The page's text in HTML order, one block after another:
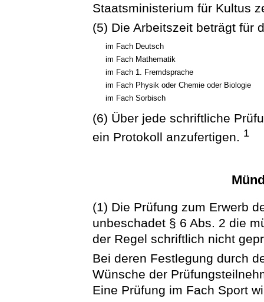
Staatsministerium für Kultus
(5) Die Arbeitszeit beträgt für
im Fach Deutsch
im Fach Mathematik
im Fach 1. Fremdsprache
im Fach Physik oder Chemie oder Biologie
im Fach Sorbisch
(6) Über jede schriftliche
ein Protokoll anzufertigen. 1
(1) Die Prüfung zum Erwerb
unbeschadet § 6 Abs. 2 die
der Regel schriftlich nicht
Bei deren Festlegung durch
Wünsche der
Eine Prüfung im Fach Sport